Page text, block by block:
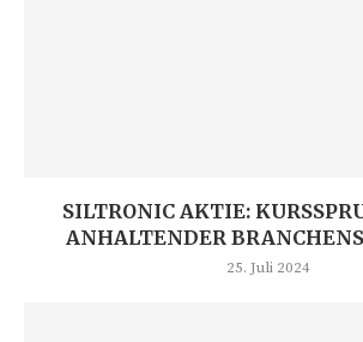
SILTRONIC AKTIE:
ANHALTENDER
25. Juli 2024